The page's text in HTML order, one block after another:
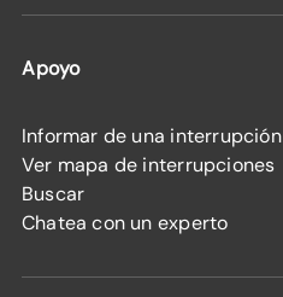
Apoyo
Informar de una interrupción
Ver mapa de interrupciones
Buscar
Chatea con un experto